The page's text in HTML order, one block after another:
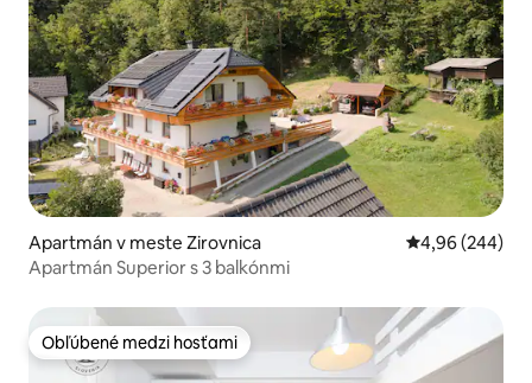
Apartmán v meste Zirovnica Priemerné
4,96 (244)
Apartmán Superior s 3 balkónmi
Obľúbené medzi hosťami
Obľúbené medzi hosťami